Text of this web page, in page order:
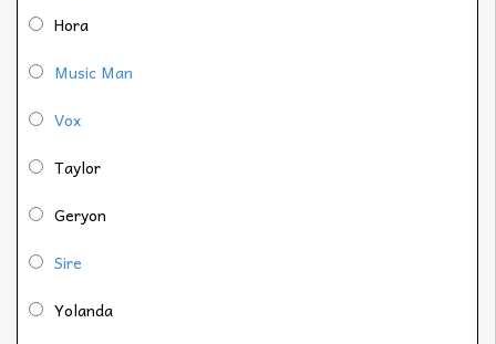
Hora
Music Man
Vox
Taylor
Geryon
Sire
Yolanda